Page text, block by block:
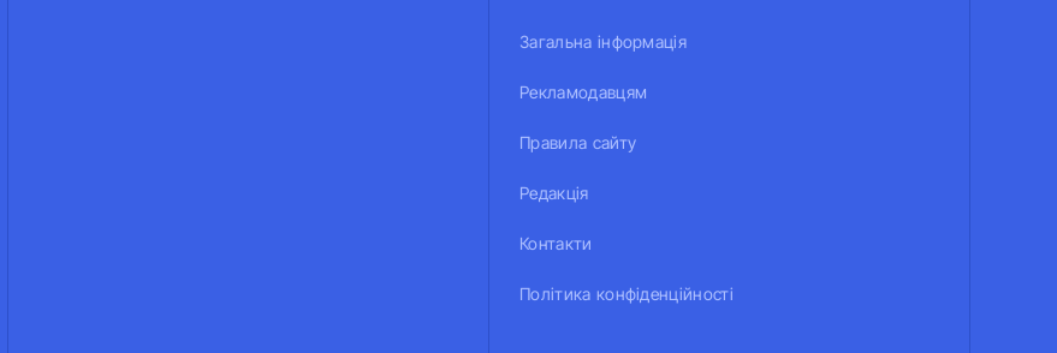
Загальна інформація
Рекламодавцям
Правила сайту
Редакція
Контакти
Політика конфіденційності